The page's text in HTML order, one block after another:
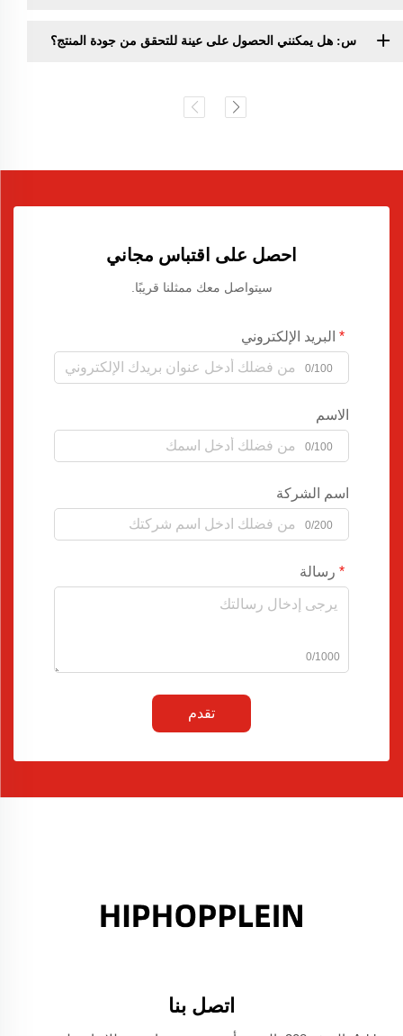
س: هل يمكنني الحصول على عينة للتحقق من جودة المنتج؟
احصل على اقتباس مجاني
سيتواصل معك ممثلنا قريبًا.
البريد الإلكتروني
0/100
الاسم
0/100
اسم الشركة
0/200
رسالة
0/1000
تقدم
اتصل بنا